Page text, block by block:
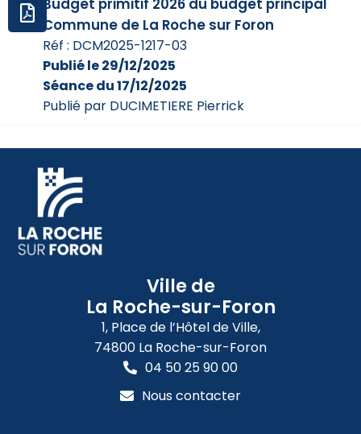
Budget primitif 2026 du budget principal
Commune de La Roche sur Foron
Réf : DCM2025-1217-03
Publié le 29/12/2025
Séance du 17/12/2025
Publié par DUCIMETIERE Pierrick
Ville de
La Roche-sur-Foron
1, Place de l’Hôtel de Ville,
74800 La Roche-sur-Foron
04 50 25 90 00
Nous contacter